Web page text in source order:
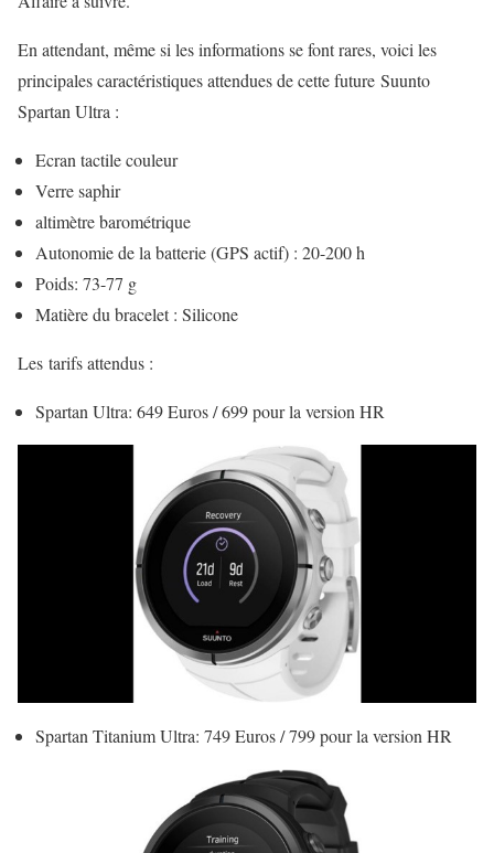
En attendant, même si les informations se font rares, voici les
principales caractéristiques attendues de cette future Suunto
Spartan Ultra :
Ecran tactile couleur
Verre saphir
altimètre barométrique
Autonomie de la batterie (GPS actif) : 20-200 h
Poids: 73-77 g
Matière du bracelet : Silicone
Les tarifs attendus :
Spartan Ultra: 649 Euros / 699 pour la version HR
Spartan Titanium Ultra: 749 Euros / 799 pour la version HR